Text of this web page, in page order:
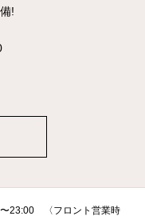
!
23:00 〈フロント営業時